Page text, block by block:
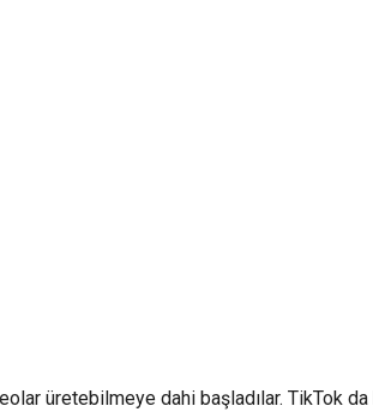
üretebilmeye dahi başladılar. TikTok